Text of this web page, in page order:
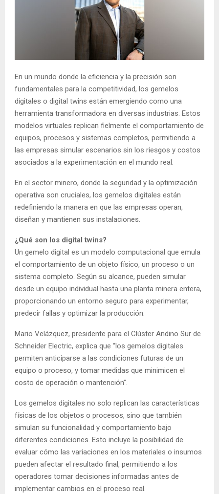
En un mundo donde la eficiencia y la precisión son
fundamentales para la competitividad, los gemelos
digitales o digital twins están emergiendo como una
herramienta transformadora en diversas industrias. Estos
modelos virtuales replican fielmente el comportamiento de
equipos, procesos y sistemas completos, permitiendo a
las empresas simular escenarios sin los riesgos y costos
asociados a la experimentación en el mundo real.
En el sector minero, donde la seguridad y la optimización
operativa son cruciales, los gemelos digitales están
redefiniendo la manera en que las empresas operan,
diseñan y mantienen sus instalaciones.
¿Qué son los digital twins?
Un gemelo digital es un modelo computacional que emula
el comportamiento de un objeto físico, un proceso o un
sistema completo. Según su alcance, pueden simular
desde un equipo individual hasta una planta minera entera,
proporcionando un entorno seguro para experimentar,
predecir fallas y optimizar la producción.
Mario Velázquez, presidente para el Clúster Andino Sur de
Schneider Electric, explica que “los gemelos digitales
permiten anticiparse a las condiciones futuras de un
equipo o proceso, y tomar medidas que minimicen el
costo de operación o mantención”.
Los gemelos digitales no solo replican las características
físicas de los objetos o procesos, sino que también
simulan su funcionalidad y comportamiento bajo
diferentes condiciones. Esto incluye la posibilidad de
evaluar cómo las variaciones en los materiales o insumos
pueden afectar el resultado final, permitiendo a los
operadores tomar decisiones informadas antes de
implementar cambios en el proceso real.